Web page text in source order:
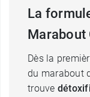
La
Marabout
Dès la
du marabout
trouve